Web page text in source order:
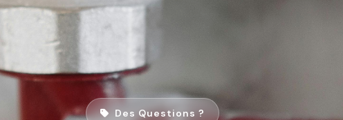
Des Questions ?